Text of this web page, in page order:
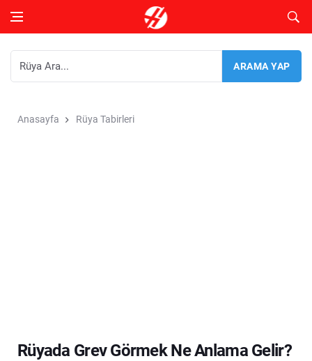
Anasayfa Rüya Tabirleri
Rüyada Grev Görmek Ne Anlama Gelir?